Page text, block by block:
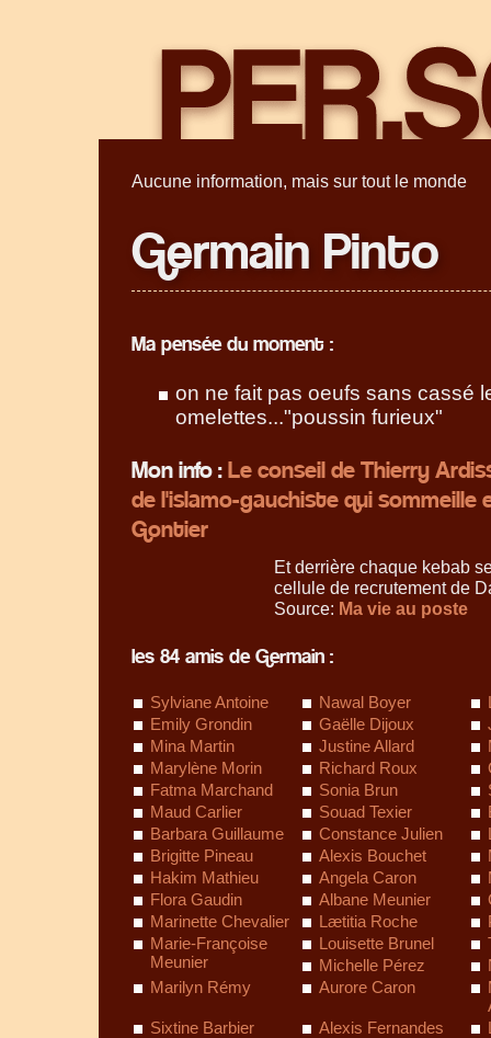
Aucune information, mais sur tout le monde
Germain Pinto
Ma pensée du moment :
on ne fait pas oeufs sans cassé
omelettes..."poussin furieux"
Mon info :Le conseil de Thierry
de l'islamo-gauchiste qui sommeille
Gontier
Et derrière chaque kebab
cellule de recrutement de
Source: Ma vie au poste
les 84 amis de Germain :
Sylviane Antoine Nawal Boyer
Emily Grondin
Gaëlle Dijoux
Mina Martin
Justine Allard
Marylène Morin
Richard Roux
Fatma Marchand
Sonia Brun
Maud Carlier
Souad Texier
Barbara Guillaume
Constance Julien
Brigitte Pineau
Alexis Bouchet
Hakim Mathieu
Angela Caron
Flora Gaudin
Albane Meunier
Marinette Chevalier
Lætitia Roche
Marie-Françoise
Meunier
Louisette Brunel
Michelle Pérez
Marilyn Rémy
Aurore Caron
Sixtine Barbier
Alexis Fernandes